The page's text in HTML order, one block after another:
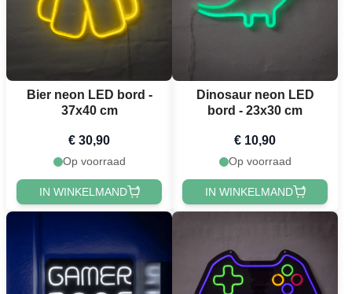
Bier neon LED bord -
37x40 cm
€ 30,90
Op voorraad
IN WINKELMAND
Dinosaur neon LED
bord - 23x30 cm
€ 10,90
Op voorraad
IN WINKELMAND